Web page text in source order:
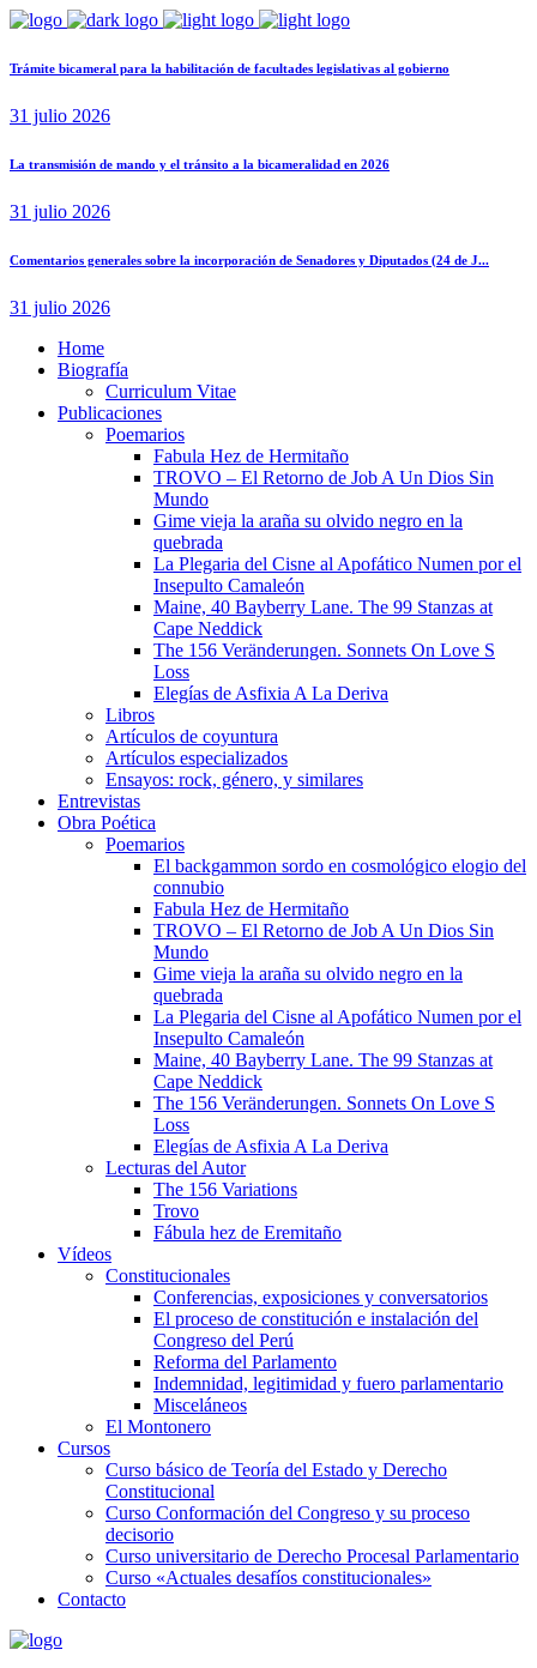
Trámite bicameral para la habilitación de facultades legislativas al gobierno
31 julio 2026
La transmisión de mando y el tránsito a la bicameralidad en 2026
31 julio 2026
Comentarios generales sobre la incorporación de Senadores y Diputados (24 de J...
31 julio 2026
Home
Biografía
Curriculum Vitae​
Publicaciones
Poemarios
Fabula Hez de Hermitaño
TROVO – El Retorno de Job A Un Dios Sin
Mundo
Gime vieja la araña su olvido negro en la
quebrada
La Plegaria del Cisne al Apofático Numen por el
Insepulto Camaleón
Maine, 40 Bayberry Lane. The 99 Stanzas at
Cape Neddick
The 156 Veränderungen. Sonnets On Love S
Loss
Elegías de Asfixia A La Deriva
Libros
Artículos de coyuntura
Artículos especializados
Ensayos: rock, género, y similares
Entrevistas
Obra Poética
Poemarios
El backgammon sordo en cosmológico elogio del
connubio
Fabula Hez de Hermitaño
TROVO – El Retorno de Job A Un Dios Sin
Mundo
Gime vieja la araña su olvido negro en la
quebrada
La Plegaria del Cisne al Apofático Numen por el
Insepulto Camaleón
Maine, 40 Bayberry Lane. The 99 Stanzas at
Cape Neddick
The 156 Veränderungen. Sonnets On Love S
Loss
Elegías de Asfixia A La Deriva
Lecturas del Autor
The 156 Variations
Trovo
Fábula hez de Eremitaño
Vídeos
Constitucionales
Conferencias, exposiciones y conversatorios
El proceso de constitución e instalación del
Congreso del Perú
Reforma del Parlamento
Indemnidad, legitimidad y fuero parlamentario
Misceláneos
El Montonero
Cursos
Curso básico de Teoría del Estado y Derecho
Constitucional
Curso Conformación del Congreso y su proceso
decisorio
Curso universitario de Derecho Procesal Parlamentario
Curso «Actuales desafíos constitucionales»
Contacto